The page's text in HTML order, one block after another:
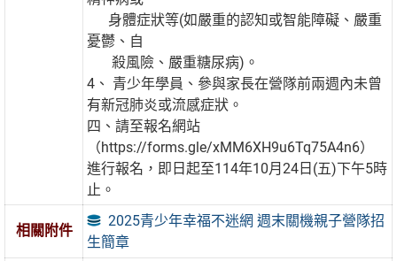
身體症狀等(如嚴重的認知或智能障礙、嚴重
憂鬱、自
殺風險、嚴重糖尿病)。
4、 青少年學員、參與家長在營隊前兩週內未曾
有新冠肺炎或流感症狀。
四、請至報名網站
（https://forms.gle/xMM6XH9u6Tq75A4n6）
進行報名，即日起至114年10月24日(五)下午5時
止。
相關附件
2025青少年幸福不迷網 週末關機親子營隊招
生簡章